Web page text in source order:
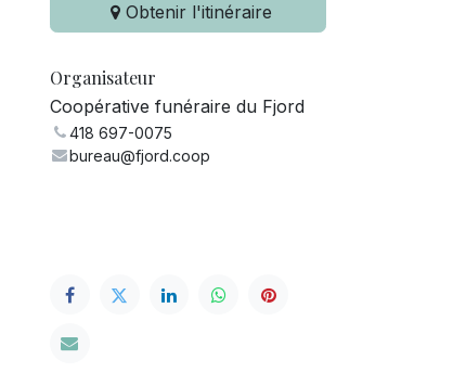
Obtenir l'itinéraire
Organisateur
Coopérative funéraire du Fjord
418 697-0075
bureau@fjord.coop